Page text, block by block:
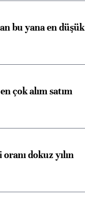
bu yana en düşük
çok alım satım
dokuz yılın